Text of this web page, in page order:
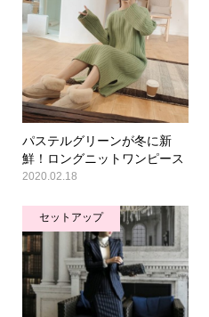
パステルグリーンが冬に新
鮮！ロングニットワンピース
2020.02.18
セットアップ